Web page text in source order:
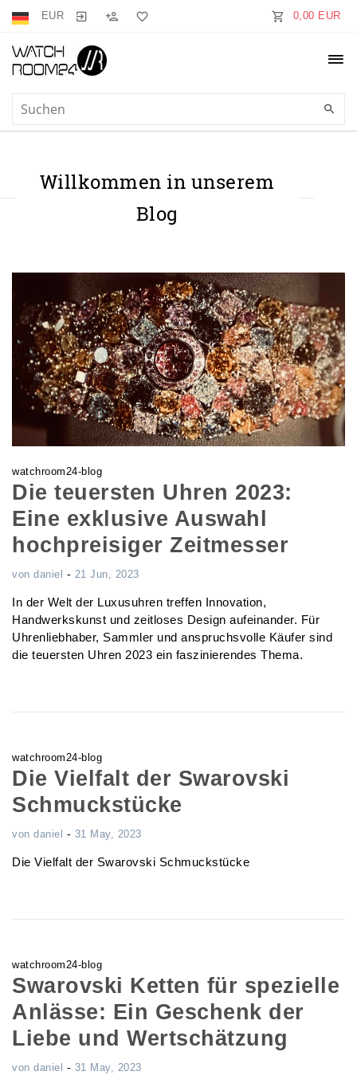
EUR 0,00 EUR
Willkommen in unserem
Blog
watchroom24-blog
Die teuersten Uhren 2023:
Eine exklusive Auswahl
hochpreisiger Zeitmesser
von daniel - 21 Jun, 2023
In der Welt der Luxusuhren treffen Innovation,
Handwerkskunst und zeitloses Design aufeinander. Für
Uhrenliebhaber, Sammler und anspruchsvolle Käufer sind
die teuersten Uhren 2023 ein faszinierendes Thema.
watchroom24-blog
Die Vielfalt der Swarovski
Schmuckstücke
von daniel - 31 May, 2023
Die Vielfalt der Swarovski Schmuckstücke
watchroom24-blog
Swarovski Ketten für spezielle
Anlässe: Ein Geschenk der
Liebe und Wertschätzung
von daniel - 31 May, 2023